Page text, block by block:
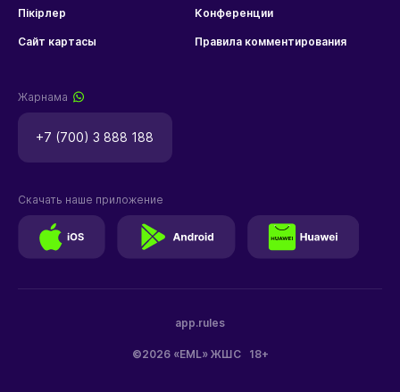
Пікірлер Конференции
Сайт картасы Правила комментирования
Жарнама
+7 (700) 3 888 188
©2026 «EML» ЖШС 18+
app.rules
Скачать наше приложение